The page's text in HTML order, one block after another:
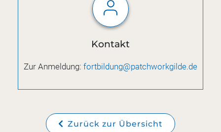
Kontakt
Zur Anmeldung: fortbildung@patchworkgilde.de
Zurück zur Übersicht